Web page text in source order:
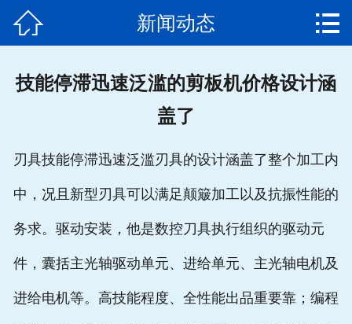
客户案例
售后服务
联系我们
 新闻动态 
技能停滞迅速泛滥的剪板机价格设计涵
盖了
刃具技能停滞迅速泛滥刃具的设计涵盖了整个加工内
中，况且新型刃具可以满足颠簸加工以及抗振性能的
务求。驱动安装，他是数控刀具执行组织的驱动元
件，囊括主光轴驱动单元、进给单元、主光轴电机及
进给电机等。高技能程度、全性能出品重要靠；编程